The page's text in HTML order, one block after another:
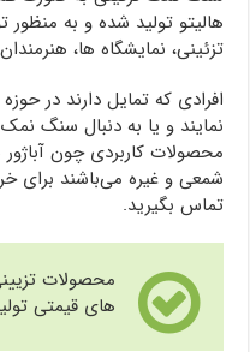
هالیتو تولید شده و به
تزئینی، نمایشگاه ها،
افرادی که تمایل دارند در
نمایند و یا به دنبال سنگ
محصولات کاربردی چون
شمعی و غیره می‌باشند برای
تماس بگیرید.
محصولات
های قیمتی